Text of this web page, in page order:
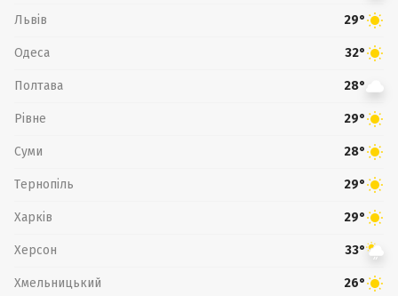
Львів 29°
Одеса 32°
Полтава 28°
Рівне 29°
Суми 28°
Тернопіль 29°
Харків 29°
Херсон 33°
Хмельницький 26°